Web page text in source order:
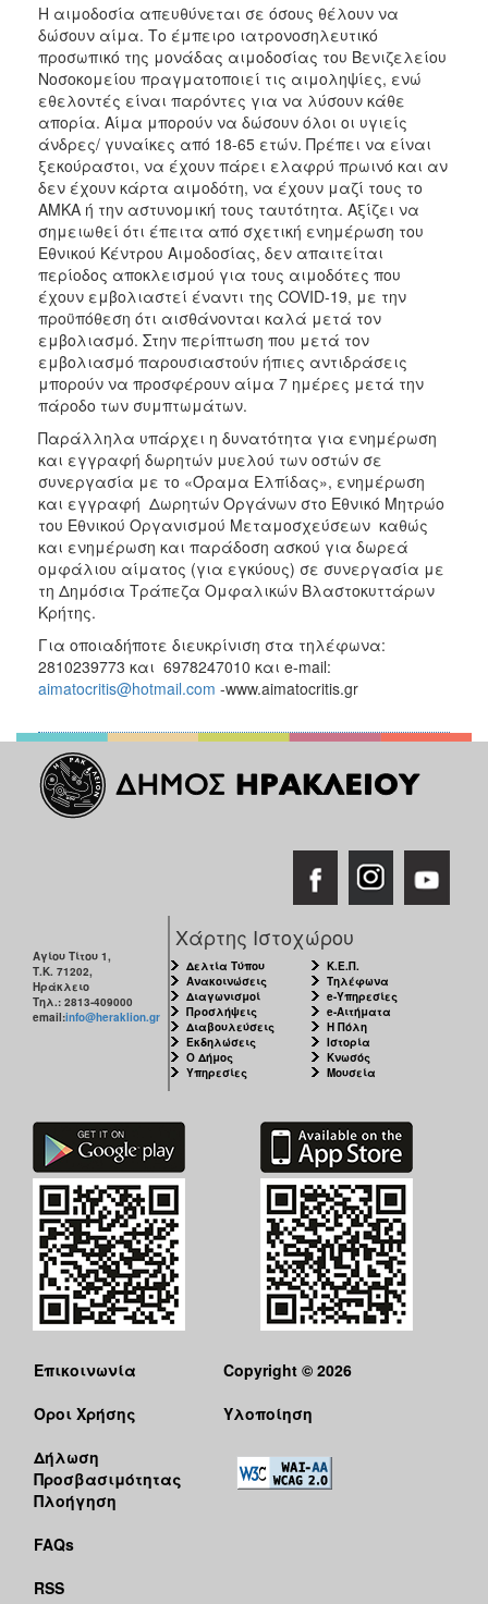
Η αιμοδοσία απευθύνεται σε όσους θέλουν να
δώσουν αίμα. Το έμπειρο ιατρονοσηλευτικό
προσωπικό της μονάδας αιμοδοσίας του Βενιζελείου
Νοσοκομείου πραγματοποιεί τις αιμοληψίες, ενώ
εθελοντές είναι παρόντες για να λύσουν κάθε
απορία. Αίμα μπορούν να δώσουν όλοι οι υγιείς
άνδρες/ γυναίκες από 18-65 ετών. Πρέπει να είναι
ξεκούραστοι, να έχουν πάρει ελαφρύ πρωινό και αν
δεν έχουν κάρτα αιμοδότη, να έχουν μαζί τους το
ΑΜΚΑ ή την αστυνομική τους ταυτότητα. Αξίζει να
σημειωθεί ότι έπειτα από σχετική ενημέρωση του
Εθνικού Κέντρου Αιμοδοσίας, δεν απαιτείται
περίοδος αποκλεισμού για τους αιμοδότες που
έχουν εμβολιαστεί έναντι της COVID-19, με την
προϋπόθεση ότι αισθάνονται καλά μετά τον
εμβολιασμό. Στην περίπτωση που μετά τον
εμβολιασμό παρουσιαστούν ήπιες αντιδράσεις
μπορούν να προσφέρουν αίμα 7 ημέρες μετά την
πάροδο των συμπτωμάτων.
Παράλληλα υπάρχει η δυνατότητα για ενημέρωση
και εγγραφή δωρητών μυελού των οστών σε
συνεργασία με το «Όραμα Ελπίδας», ενημέρωση
και εγγραφή Δωρητών Οργάνων στο Εθνικό Μητρώο
του Εθνικού Οργανισμού Μεταμοσχεύσεων καθώς
και ενημέρωση και παράδοση ασκού για δωρεά
ομφάλιου αίματος (για εγκύους) σε συνεργασία με
τη Δημόσια Τράπεζα Ομφαλικών Βλαστοκυττάρων
Κρήτης.
Για οποιαδήποτε διευκρίνιση στα τηλέφωνα:
2810239773 και 6978247010 και e-mail:
aimatocritis@hotmail.com -www.aimatocritis.gr
Αγίου Τίτου 1,
Τ.Κ. 71202,
Ηράκλειο
Τηλ.: 2813-409000
email:info@heraklion.gr
Χάρτης Ιστοχώρου
Δελτία Τύπου
Ανακοινώσεις
Διαγωνισμοί
Προσλήψεις
Διαβουλεύσεις
Εκδηλώσεις
Ο Δήμος
Υπηρεσίες
Κ.Ε.Π.
Τηλέφωνα
e-Υπηρεσίες
e-Αιτήματα
Η Πόλη
Ιστορία
Κνωσός
Μουσεία
Επικοινωνία
Όροι Χρήσης
Δήλωση
Προσβασιμότητας
Πλοήγηση
FAQs
RSS
Copyright © 2026
Υλοποίηση